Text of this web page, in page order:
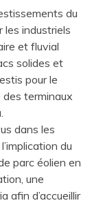
du
industriels
et fluvial
solides et
pour le
terminaux
dans les
du
parc éolien en
une
afin d’accueillir